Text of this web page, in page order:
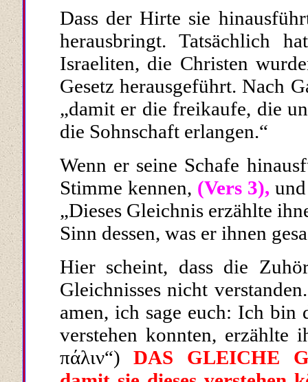
Dass der Hirte sie
herausbringt. Tatsächlich
Israeliten, die Christen
Gesetz herausgeführt. Nach
„damit er die freikaufe, die
die Sohnschaft erlangen.“
Wenn er seine Schafe
Stimme kennen, (Vers 3),
„Dieses Gleichnis erzählte
Sinn dessen, was er ihnen
Hier scheint, dass die
Gleichnisses nicht
amen, ich sage euch: Ich bin
verstehen konnten, erzählte
πάλιν“)
DAS GLEICHE